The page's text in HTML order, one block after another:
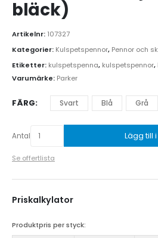
bläck)
Artikelnr: 107327
Kategorier: Kulspetspennor, Pennor och
Etiketter: kulspetspenna, kulspetspennor,
Varumärke: Parker
FÄRG Svart Blå Grå
Antal Lägg till
Se offertlista
Priskalkylator
Produktpris per styck: